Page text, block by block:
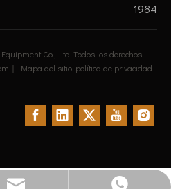
1984
Co., Ltd. Todos los derechos
｜ Mapa del sitio política de privacidad